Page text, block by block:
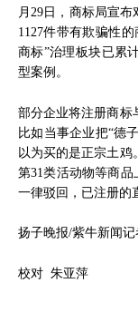
月29日，商标局宣布
1127件带有欺骗性
商标”治理板块已累
型案例。
部分企业将注册商标
比如当事企业把“德
以为买的是正宗土鸡
第31类活动物等商品
一律驳回，已注册的
扬子晚报/紫牛新闻
校对 朱亚萍